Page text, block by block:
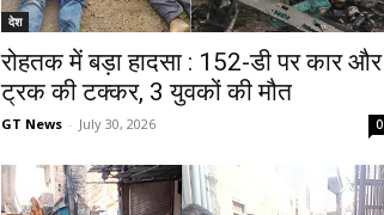
देश
रोहतक में बड़ा हादसा : 152-डी पर कार और
ट्रक की टक्कर, 3 युवकों की मौत
GT News - July 30, 2026 0